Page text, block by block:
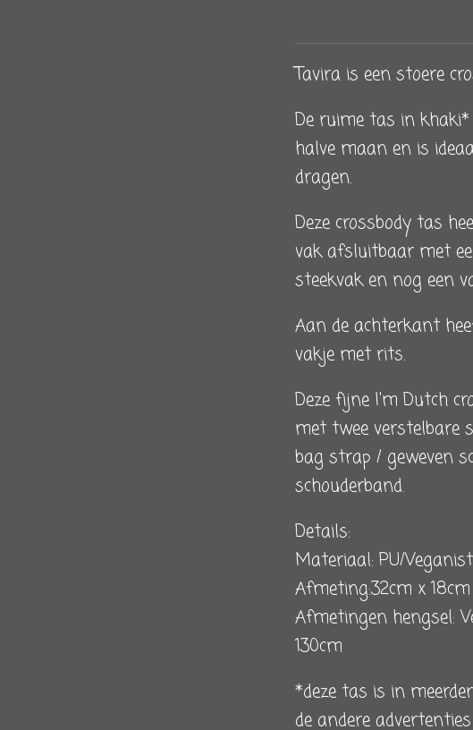
Tavira is een stoere
De ruime tas in
halve maan en is
dragen.
Deze crossbody tas
vak afsluitbaar met
steekvak en nog een
Aan de achterkant
vakje met rits.
Deze fijne I'm Dutch
met twee verstelbare
bag strap / geweven
schouderband.
Details:
Materiaal: PU/
Afmeting:32cm x
Afmetingen hengsel:
130cm
*deze tas is in
de andere